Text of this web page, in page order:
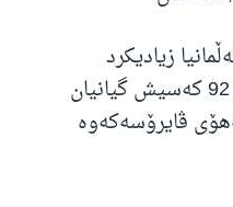
زیادیکرد
بەجۆرێک ڕۆژی دووشەممە 3,677 کەس تۆمارکرابوون و هەروەها 92 کەسیش گیانیان
24 کاتژمێری ڕابردوودا 173 کەس بەهۆی ڤایرۆسەکەوە